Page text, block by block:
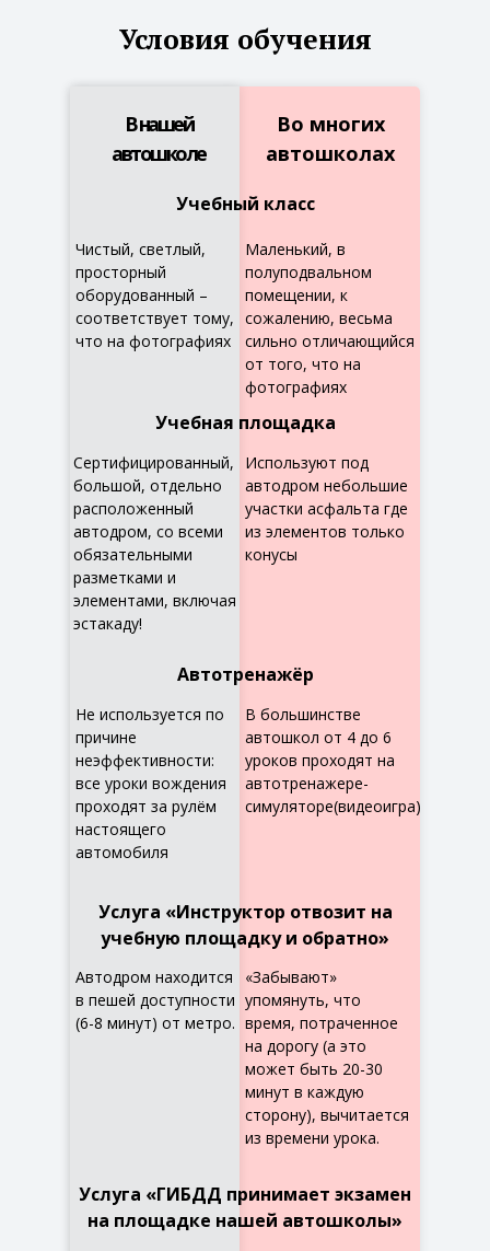
Условия обучения
Во многих
автошколах
В нашей
автошколе
Учебный класс
Учебная площадка
Автотренажёр
Услуга «Инструктор отвозит на
учебную площадку и обратно»
Услуга «ГИБДД принимает экзамен
на площадке нашей автошколы»
Маленький, в
полуподвальном
помещении, к
сожалению, весьма
сильно отличающийся
от того, что на
фотографиях
Чистый, светлый,
просторный
оборудованный –
соответствует тому,
что на фотографиях
Сертифицированный,
большой, отдельно
расположенный
автодром, со всеми
обязательными
разметками и
элементами, включая
эстакаду!
Используют под
автодром небольшие
участки асфальта где
из элементов только
конусы
В большинстве
автошкол от 4 до 6
уроков проходят на
автотренажере-
симуляторе(видеоигра)
Не используется по
причине
неэффективности:
все уроки вождения
проходят за рулём
настоящего
автомобиля
«Забывают»
упомянуть, что
время, потраченное
на дорогу (а это
может быть 20-30
минут в каждую
сторону), вычитается
из времени урока.
Автодром находится
в пешей доступности
(6-8 минут) от метро.